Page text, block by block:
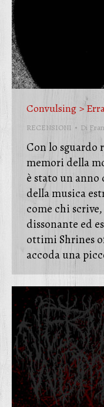
Convulsing >
RECENSIONI Di
Con lo
memori della
è stato un
della musica
come chi
dissonante ed
ottimi Shrines
accoda una